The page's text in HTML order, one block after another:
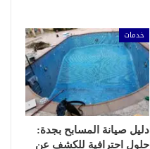
خدمات
دليل صيانة المسابح بجدة:
حلول احترافية للكشف عن